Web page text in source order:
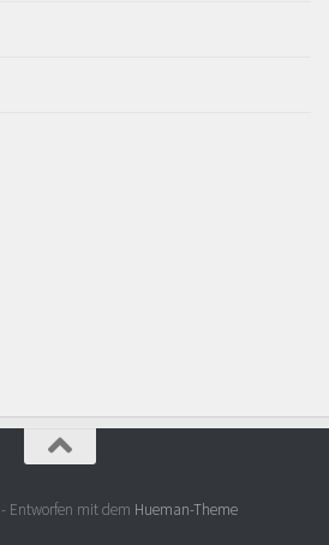
- Entworfen mit dem Hueman-Theme